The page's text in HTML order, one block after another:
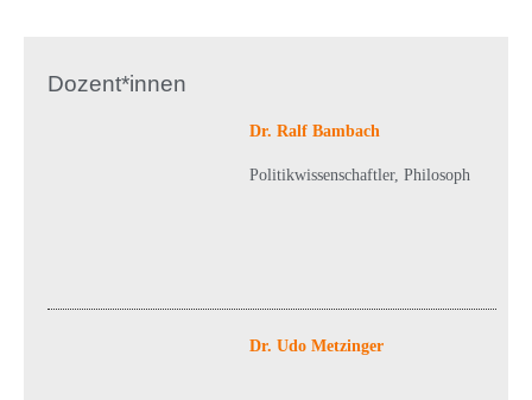
Dozent*innen
Dr. Ralf Bambach
Politikwissenschaftler, Philosoph
Dr. Udo Metzinger